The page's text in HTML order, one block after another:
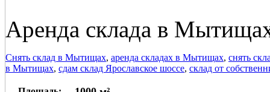
Аренда склада в
Снять склад в Мытищах, аренда складах в Мытищах, снять
в Мытищах, сдам склад Ярославское шоссе, склад от